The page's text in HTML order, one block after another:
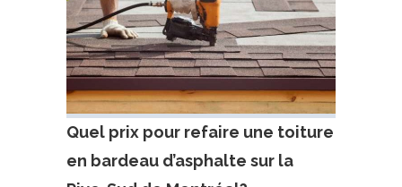
Quel prix pour refaire une toiture
en bardeau d’asphalte sur la